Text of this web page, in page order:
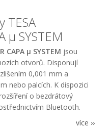
TESA
µ SYSTEM
CAPA µ SYSTEM jsou
otvorů. Disponují
0,001 mm a
nebo palcích. K dispozici
o bezdrátový
Bluetooth.
více ››